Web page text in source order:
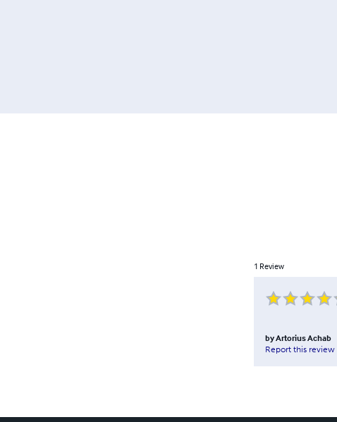
1 Review
byArtorius Achab
Report this review